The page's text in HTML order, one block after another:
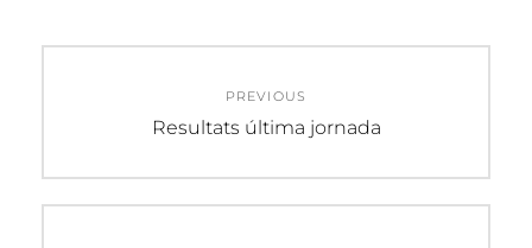
d'entrades
PREVIOUS
Previous
Resultats última jornada